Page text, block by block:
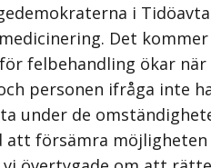
i
Det
felbehandling ökar
personen ifråga
under de
att försämra